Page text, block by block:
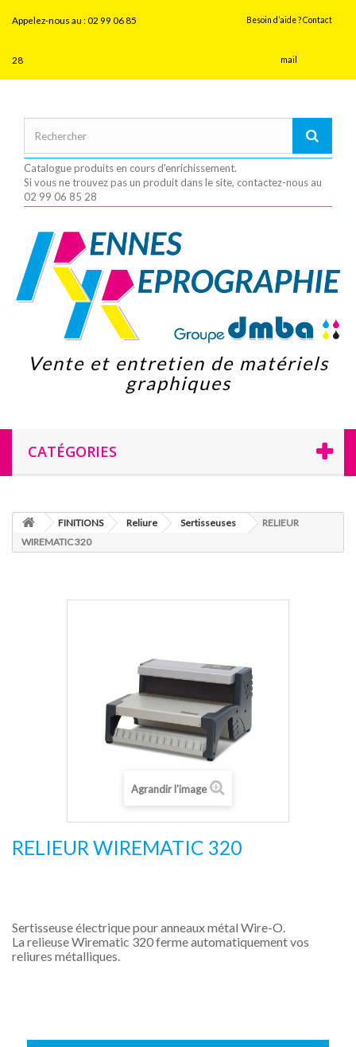
Besoin d’aide ? Contact
mail
Appelez-nous au :02 99 06 85
28
Catalogue produits en cours d'enrichissement.
Si vous ne trouvez pas un produit dans le site, contactez-nous au
02 99 06 85 28
Vente et entretien de matériels
graphiques
CATÉGORIES
FINITIONS Reliure Sertisseuses
RELIEUR
WIREMATIC 320
Agrandir l'image
RELIEUR WIREMATIC 320
Sertisseuse électrique pour anneaux métal Wire-O.
La relieuse Wirematic 320 ferme automatiquement vos
reliures métalliques.